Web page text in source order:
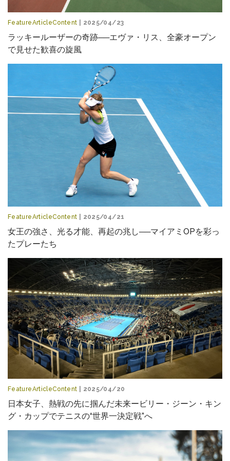
FeatureArticleContent | 2025/04/23
ラッキールーザーの奇跡──エヴァ・リス、全豪オープン
で見せた歓喜の旋風
FeatureArticleContent | 2025/04/21
女王の強さ、光る才能、再起の兆し──マイアミOPを彩っ
たプレーたち
FeatureArticleContent | 2025/04/20
日本女子、熱戦の先に掴んだ未来ービリー・ジーン・キン
グ・カップでテニスの“世界一決定戦”へ